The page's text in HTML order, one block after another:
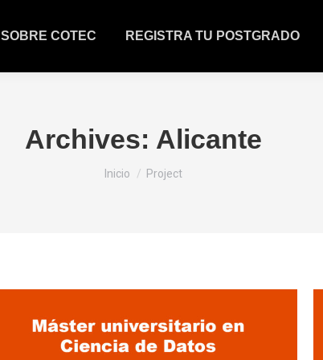
SOBRE COTEC REGISTRA TU POSTGRADO
Archives: Alicante
Estás aquí:
Inicio Project